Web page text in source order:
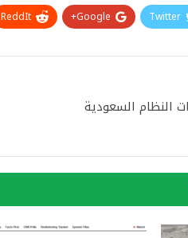
Twitter
Google+
ReddIt
قوات النظام السعودية